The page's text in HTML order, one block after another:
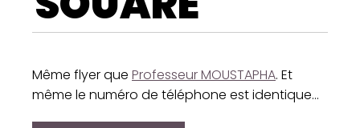
Même flyer que Professeur MOUSTAPHA. Et
même le numéro de téléphone est identique...